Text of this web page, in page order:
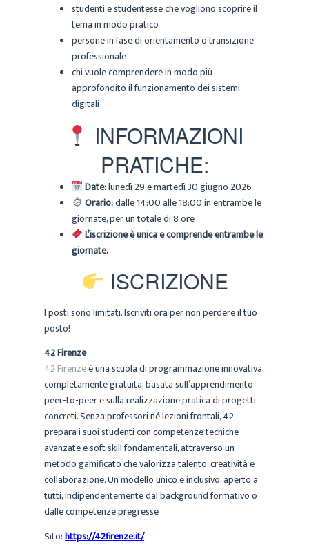
studenti e studentesse che vogliono scoprire il
tema in modo pratico
persone in fase di orientamento o transizione
professionale
chi vuole comprendere in modo più
approfondito il funzionamento dei sistemi
digitali
INFORMAZIONI
PRATICHE:
Date:lunedì 29 e martedì 30 giugno 2026
Orario:dalle 14:00 alle 18:00 in entrambe le
giornate, per un totale di 8 ore
L’iscrizione è unica e comprende entrambe le
giornate.
ISCRIZIONE
I posti sono limitati. Iscriviti ora per non perdere il tuo
posto!
42 Firenze
42 Firenzeè una scuola di programmazione innovativa,
completamente gratuita, basata sull’apprendimento
peer-to-peer e sulla realizzazione pratica di progetti
concreti. Senza professori né lezioni frontali, 42
prepara i suoi studenti con competenze tecniche
avanzate e soft skill fondamentali, attraverso un
metodo gamificato che valorizza talento, creatività e
collaborazione. Un modello unico e inclusivo, aperto a
tutti, indipendentemente dal background formativo o
dalle competenze pregresse
Sito:https://42firenze.it/